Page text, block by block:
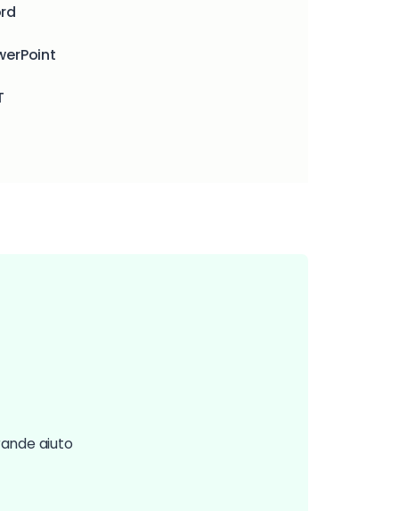
aiuto